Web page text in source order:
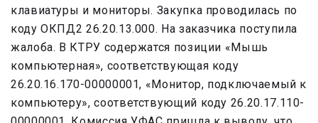
клавиатуры и мониторы. Закупка проводилась по
коду ОКПД2 26.20.13.000. На заказчика поступила
жалоба. В КТРУ содержатся позиции «Мышь
компьютерная», соответствующая коду
26.20.16.170-00000001, «Монитор, подключаемый к
компьютеру», соответствующий коду 26.20.17.110-